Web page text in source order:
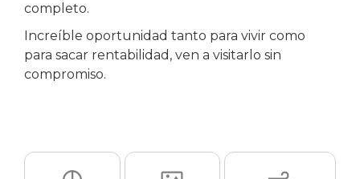
completo.
Increíble oportunidad tanto para vivir como
para sacar rentabilidad, ven a visitarlo sin
compromiso.